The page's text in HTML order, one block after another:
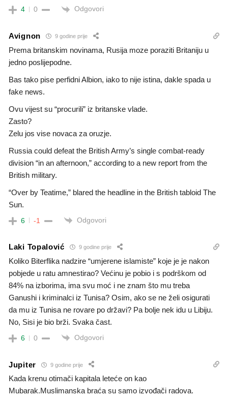
4 0 Odgovori
Avignon 9 godine prije
Prema britanskim novinama, Rusija moze poraziti Britaniju u
jedno poslijepodne.
Bas tako pise perfidni Albion, iako to nije istina, dakle spada u
fake news.
Ovu vijest su “procurili” iz britanske vlade.
Zasto?
Zelu jos vise novaca za oruzje.
Russia could defeat the British Army’s single combat-ready
division “in an afternoon,” according to a new report from the
British military.
“Over by Teatime,” blared the headline in the British tabloid The
Sun.
6 -1 Odgovori
Laki Topalović 9 godine prije
Koliko Biterflika nadzire “umjerene islamiste” koje je je nakon
pobjede u ratu amnestirao? Većinu je pobio i s podrškom od
84% na izborima, ima svu moć i ne znam što mu treba
Ganushi i kriminalci iz Tunisa? Osim, ako se ne želi osigurati
da mu iz Tunisa ne rovare po državi? Pa bolje nek idu u Libiju.
No, Sisi je bio brži. Svaka čast.
6 0 Odgovori
Jupiter 9 godine prije
Kada krenu otimači kapitala leteće on kao
Mubarak.Muslimanska braća su samo izvođači radova.